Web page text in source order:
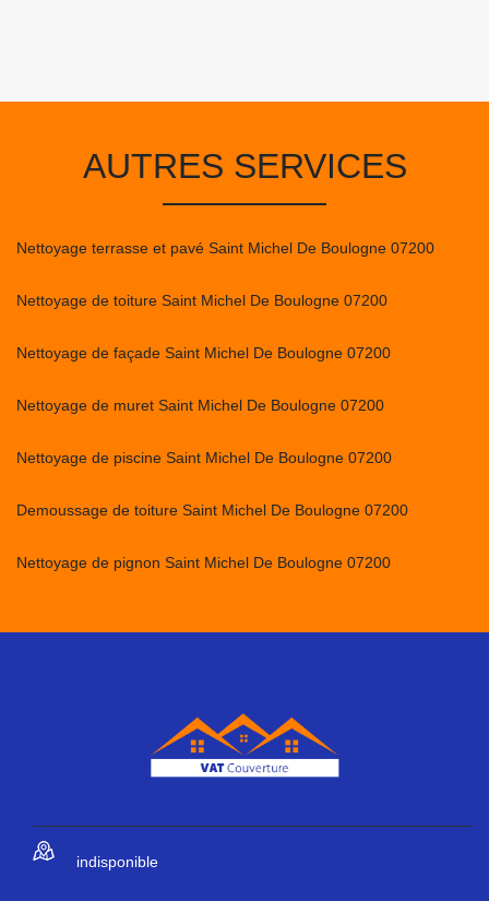
AUTRES SERVICES
Nettoyage terrasse et pavé Saint Michel De Boulogne 07200
Nettoyage de toiture Saint Michel De Boulogne 07200
Nettoyage de façade Saint Michel De Boulogne 07200
Nettoyage de muret Saint Michel De Boulogne 07200
Nettoyage de piscine Saint Michel De Boulogne 07200
Demoussage de toiture Saint Michel De Boulogne 07200
Nettoyage de pignon Saint Michel De Boulogne 07200
indisponible